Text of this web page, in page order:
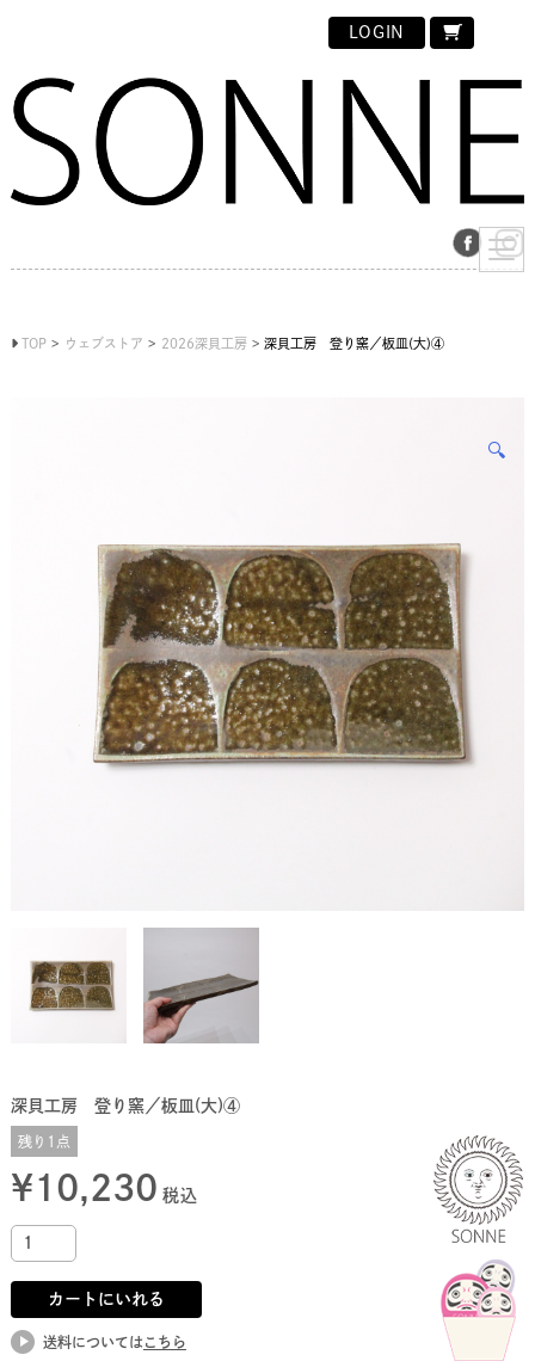
LOGIN
TOP ウェブストア 2026深貝工房 深貝工房 登り窯／板皿(大)④
🔍
深貝工房 登り窯／板皿(大)④
残り1点
¥10,230 税込
カートにいれる
送料については こちら